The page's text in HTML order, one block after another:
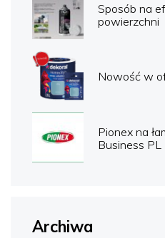
Sposób na
powierzchni
Nowość w
Pionex na
Business PL
Archiwa